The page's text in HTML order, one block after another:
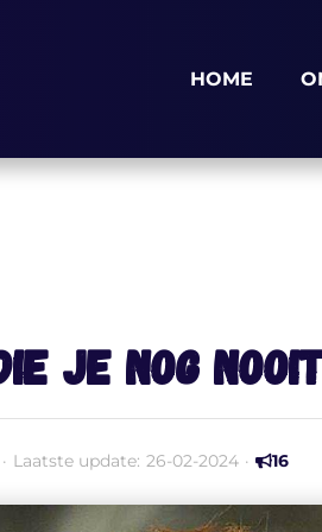
HOME
je nog
· Laatste update: 26-02-2024 · 16